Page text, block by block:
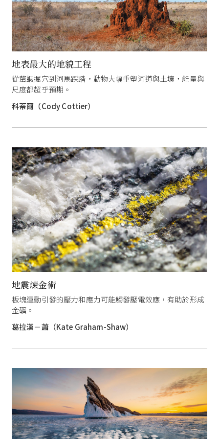
地表最大的地貌工程
從螯蝦掘穴到河馬踩踏，動物大幅重塑河道與土壤，能量與
尺度都超乎預期。
科蒂爾（Cody Cottier）
地震煉金術
板塊運動引發的壓力和應力可能觸發壓電效應，有助於形成
金礦。
葛拉漢－蕭（Kate Graham-Shaw）